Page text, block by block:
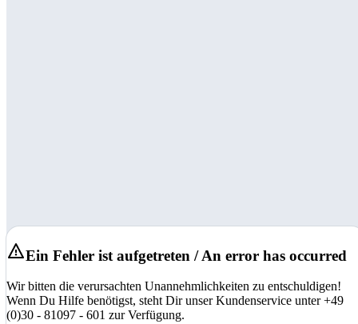
Ein Fehler ist aufgetreten / An error has occurred
Wir bitten die verursachten Unannehmlichkeiten zu entschuldigen!
Wenn Du Hilfe benötigst, steht Dir unser Kundenservice unter +49
(0)30 - 81097 - 601 zur Verfügung.